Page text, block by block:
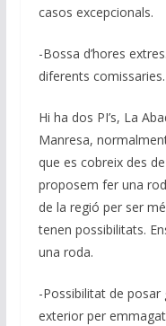
casos excepcionals.
-Bossa d’hores
diferents comissaries.
Hi ha dos PI’s, La
Manresa,
que es cobreix des
proposem fer una
de la regió per ser
tenen possibilitats.
una roda.
-Possibilitat de posar
exterior per